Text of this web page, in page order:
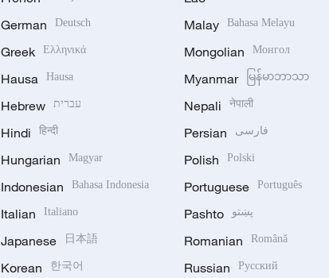
German Deutsch
Greek Ελληνικά
Hausa Hausa
Hebrew עברית
Hindi हिन्दी
Hungarian Magyar
Indonesian Bahasa Indonesia
Italian Italiano
Japanese 日本語
Korean 한국어
Malay Bahasa Melayu
Mongolian Монгол
Myanmar မြန်မာဘာသာ
Nepali नेपाली
Persian فارسی
Polish Polski
Portuguese Português
Pashto پښتو
Romanian Română
Russian Русский